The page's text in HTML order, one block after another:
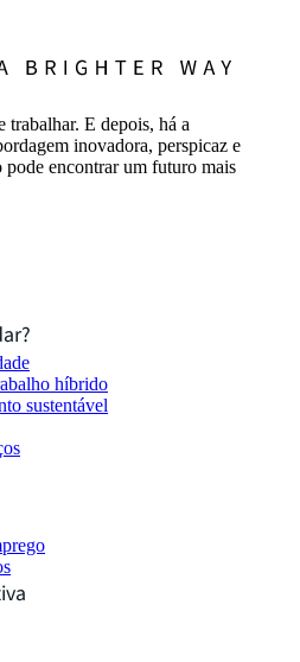
trabalhar. E depois, há a
inovadora, perspicaz e
pode encontrar um futuro mais
híbrido
sustentável